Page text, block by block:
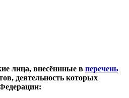
лица, внесённные в перечень
деятельность которых